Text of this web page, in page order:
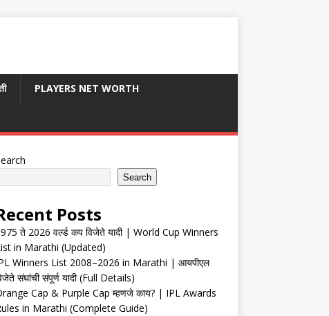
PLAYERS NET WORTH
Search
Posts
ते 2026 वर्ल्ड कप विजेते यादी | World Cup Winners
in Marathi (Updated)
Winners List 2008–2026 in Marathi | आयपीएल
संघांची संपूर्ण यादी (Full Details)
Cap & Purple Cap म्हणजे काय? | IPL Awards
in Marathi (Complete Guide)